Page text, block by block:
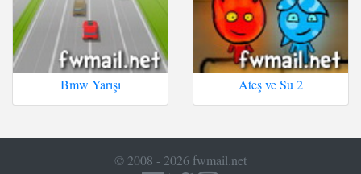
Bmw Yarışı Ateş ve Su 2
© 2008 - 2026 fwmail.net